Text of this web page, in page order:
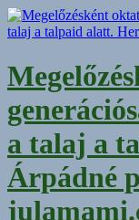
Kilépés
a
a talaj a
Árpádné